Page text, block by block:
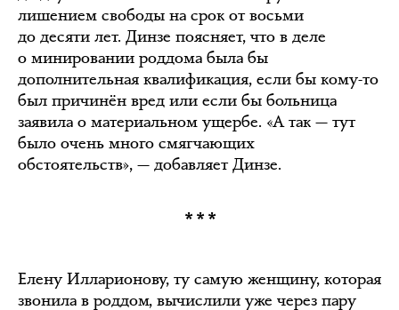
лишением свободы на срок от восьми
до десяти лет. Динзе поясняет, что в деле
о минировании роддома была бы
дополнительная квалификация, если бы кому-то
был причинён вред или если бы больница
заявила о материальном ущербе. «А так — тут
было очень много смягчающих
обстоятельств», — добавляет Динзе.
***
Елену Илларионову, ту самую женщину, которая
звонила в роддом, вычислили уже через пару